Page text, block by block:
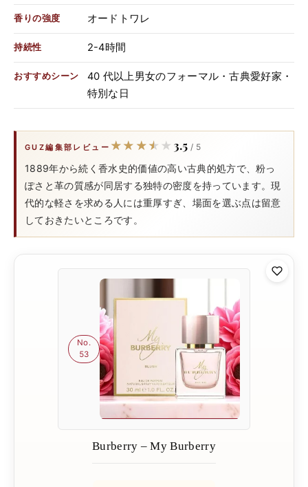
香りの強度 オードトワレ
持続性 2-4時間
おすすめシーン
40 代以上男女のフォーマル・古典愛好家・
特別な日
GUZ編集部レビュー ★★★★★
★★★★★ 3.5 / 5
1889年から続く香水史的価値の高い古典的処方で、粉っ
ぽさと革の質感が同居する独特の密度を持っています。現
代的な軽さを求める人には重厚すぎ、場面を選ぶ点は留意
しておきたいところです。
No.
53
Burberry – My Burberry